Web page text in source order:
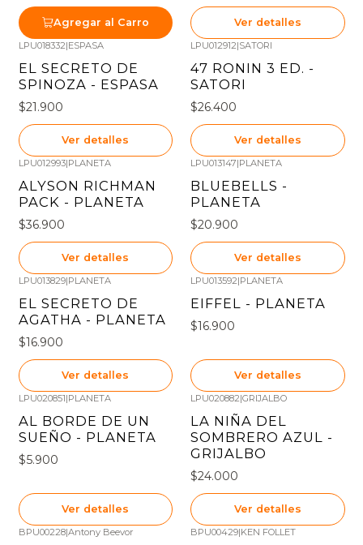
Agregar al Carro Ver detalles
LPU018332|ESPASA
EL SECRETO DE
SPINOZA - ESPASA
$21.900
Ver detalles
LPU012912|SATORI
47 RONIN 3 ED. -
SATORI
$26.400
Ver detalles
LPU012993|PLANETA
ALYSON RICHMAN
PACK - PLANETA
$36.900
Ver detalles
LPU013147|PLANETA
BLUEBELLS -
PLANETA
$20.900
Ver detalles
LPU013829|PLANETA
EL SECRETO DE
AGATHA - PLANETA
$16.900
Ver detalles
LPU013592|PLANETA
EIFFEL - PLANETA
$16.900
Ver detalles
LPU020851|PLANETA
AL BORDE DE UN
SUEÑO - PLANETA
$5.900
Ver detalles
LPU020882|GRIJALBO
LA NIÑA DEL
SOMBRERO AZUL -
GRIJALBO
$24.000
Ver detalles
BPU00228|Antony Beevor BPU00429|KEN FOLLET